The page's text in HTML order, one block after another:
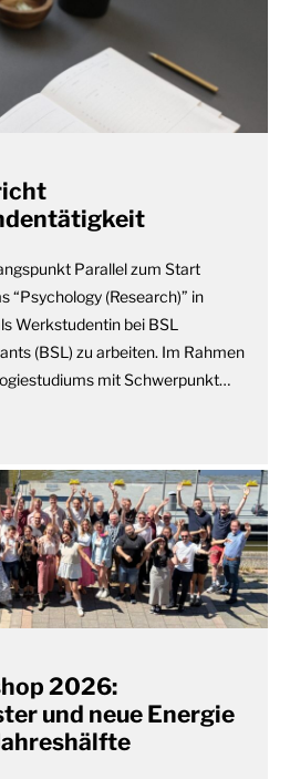
Parallel zum Start
“Psychology (Research)” in
Werkstudentin bei BSL
(BSL) zu arbeiten. Im Rahmen
mit Schwerpunkt…
2026:
und neue Energie